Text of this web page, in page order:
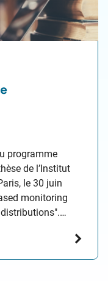
programme
de l’Institut
le 30 juin
monitoring
significatives